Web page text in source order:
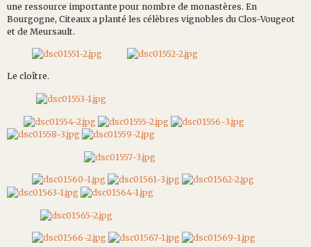
une ressource importante pour nombre de monastères. En
Bourgogne, Citeaux a planté les célèbres vignobles du Clos-Vougeot
et de Meursault.
Le cloître.